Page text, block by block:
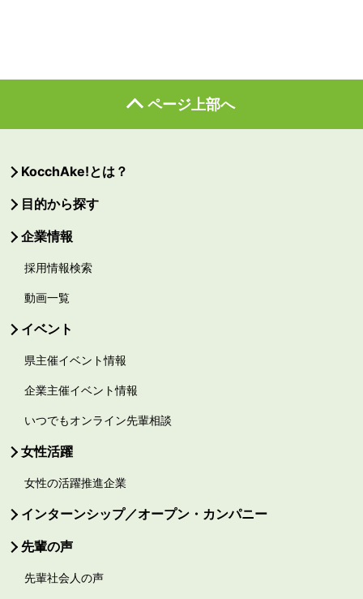
ページ上部へ
KocchAke!とは？
目的から探す
企業情報
採用情報検索
動画一覧
イベント
県主催イベント情報
企業主催イベント情報
いつでもオンライン先輩相談
女性活躍
女性の活躍推進企業
インターンシップ／オープン・カンパニー
先輩の声
先輩社会人の声